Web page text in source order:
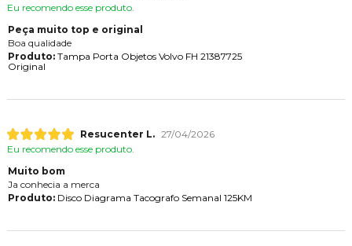
Eu recomendo esse produto.
Peça muito top e original
Boa qualidade
Produto:Tampa Porta Objetos Volvo FH 21387725
Original
Resucenter L. 27/04/2026
Eu recomendo esse produto.
Muito bom
Ja conhecia a merca
Produto:Disco Diagrama Tacografo Semanal 125KM